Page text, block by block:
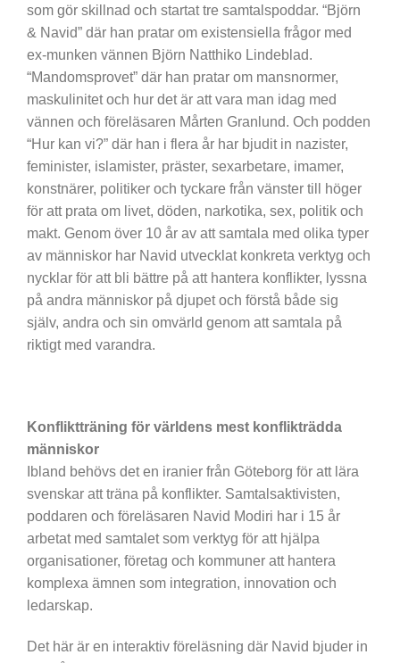
som gör skillnad och startat tre samtalspoddar. “Björn
& Navid” där han pratar om existensiella frågor med
ex-munken vännen Björn Natthiko Lindeblad.
“Mandomsprovet” där han pratar om mansnormer,
maskulinitet och hur det är att vara man idag med
vännen och föreläsaren Mårten Granlund. Och podden
“Hur kan vi?” där han i flera år har bjudit in nazister,
feminister, islamister, präster, sexarbetare, imamer,
konstnärer, politiker och tyckare från vänster till höger
för att prata om livet, döden, narkotika, sex, politik och
makt. Genom över 10 år av att samtala med olika typer
av människor har Navid utvecklat konkreta verktyg och
nycklar för att bli bättre på att hantera konflikter, lyssna
på andra människor på djupet och förstå både sig
själv, andra och sin omvärld genom att samtala på
riktigt med varandra.
Konfliktträning för världens mest konflikträdda
människor
Ibland behövs det en iranier från Göteborg för att lära
svenskar att träna på konflikter. Samtalsaktivisten,
poddaren och föreläsaren Navid Modiri har i 15 år
arbetat med samtalet som verktyg för att hjälpa
organisationer, företag och kommuner att hantera
komplexa ämnen som integration, innovation och
ledarskap.
Det här är en interaktiv föreläsning där Navid bjuder in